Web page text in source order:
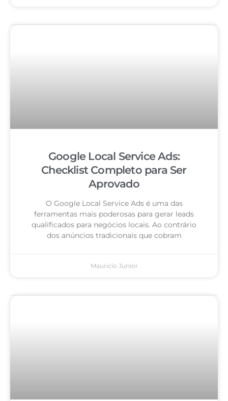
Google Local Service Ads:
Checklist Completo para Ser
Aprovado
O Google Local Service Ads é uma das
ferramentas mais poderosas para gerar leads
qualificados para negócios locais. Ao contrário
dos anúncios tradicionais que cobram
Mauricio Junior